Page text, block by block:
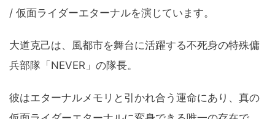
/ 仮面ライダーエターナルを演じています。
大道克己は、風都市を舞台に活躍する不死身の特殊傭
兵部隊「NEVER」の隊長。
彼はエターナルメモリと引かれ合う運命にあり、真の